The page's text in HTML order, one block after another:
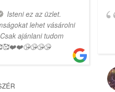
Isteni ez az üzlet.
lehet vásárolni
ajánlani tudom